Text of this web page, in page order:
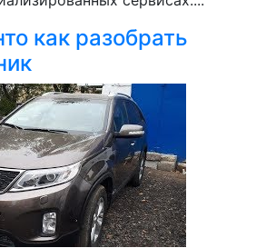
как разобрать